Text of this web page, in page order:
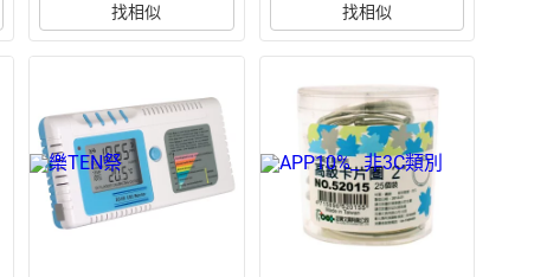
找相似 找相似